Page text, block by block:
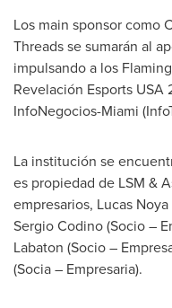
Los main sponsor como
Threads se sumarán al
impulsando a los
Revelación Esports USA
InfoNegocios-Miami
La institución se
es propiedad de LSM &
empresarios, Lucas Noya
Sergio Codino(Socio –
Labaton (Socio –
(Socia – Empresaria).